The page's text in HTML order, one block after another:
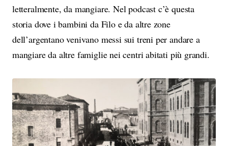
letteralmente, da mangiare. Nel podcast c’è questa
storia dove i bambini da Filo e da altre zone
dell’argentano venivano messi sui treni per andare a
mangiare da altre famiglie nei centri abitati più grandi.